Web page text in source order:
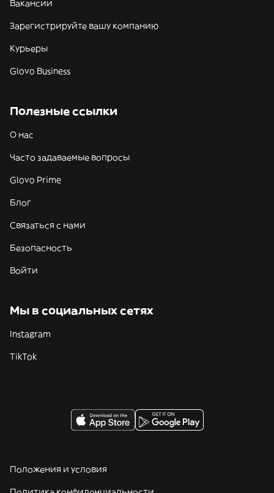
Вакансии
Зарегистрируйте вашу компанию
Курьеры
Glovo Business
Полезные ссылки
О нас
Часто задаваемые вопросы
Glovo Prime
Блог
Связаться с нами
Безопасность
Войти
Мы в социальных сетях
Instagram
TikTok
Положения и условия